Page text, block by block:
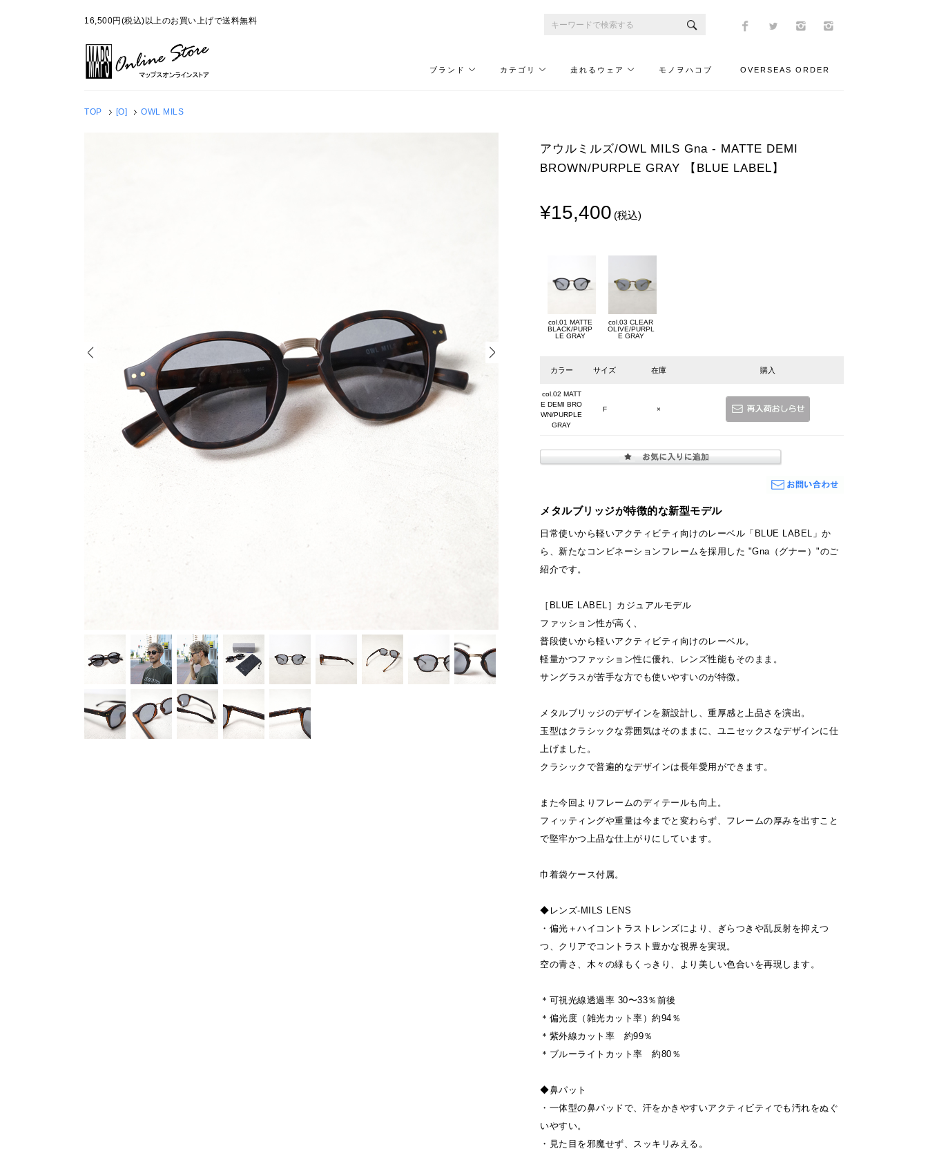
16,500円(税込)以上のお買い上げで送料無料
ブランド カテゴリ 走れるウェア モノヲハコブ OVERSEAS ORDER
TOP [O] OWL MILS
アウルミルズ/OWL MILS Gna - MATTE DEMI
BROWN/PURPLE GRAY 【BLUE LABEL】
¥15,400 (税込)
col.01 MATTE
BLACK/PURP
LE GRAY
col.03 CLEAR
OLIVE/PURPL
E GRAY
カラー サイズ 在庫 購入
col.02 MATT
E DEMI BRO
WN/PURPLE
GRAY
F ×
メタルブリッジが特徴的な新型モデル
日常使いから軽いアクティビティ向けのレーベル「BLUE LABEL」か
ら、新たなコンビネーションフレームを採用した "Gna（グナー）"のご
紹介です。
［BLUE LABEL］カジュアルモデル
ファッション性が高く、
普段使いから軽いアクティビティ向けのレーベル。
軽量かつファッション性に優れ、レンズ性能もそのまま。
サングラスが苦手な方でも使いやすいのが特徴。
メタルブリッジのデザインを新設計し、重厚感と上品さを演出。
玉型はクラシックな雰囲気はそのままに、ユニセックスなデザインに仕
上げました。
クラシックで普遍的なデザインは長年愛用ができます。
また今回よりフレームのディテールも向上。
フィッティングや重量は今までと変わらず、フレームの厚みを出すこと
で堅牢かつ上品な仕上がりにしています。
巾着袋ケース付属。
◆レンズ-MILS LENS
・偏光＋ハイコントラストレンズにより、ぎらつきや乱反射を抑えつ
つ、クリアでコントラスト豊かな視界を実現。
空の青さ、木々の緑もくっきり、より美しい色合いを再現します。
＊可視光線透過率 30〜33％前後
＊偏光度（雑光カット率）約94％
＊紫外線カット率 約99％
＊ブルーライトカット率 約80％
◆鼻パット
・一体型の鼻パッドで、汗をかきやすいアクティビティでも汚れをぬぐ
いやすい。
・見た目を邪魔せず、スッキリみえる。